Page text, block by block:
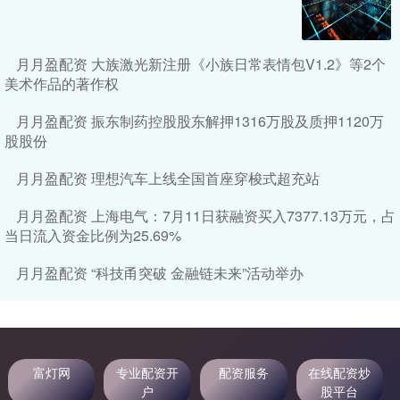
月月盈配资 大族激光新注册《小族日常表情包V1.2》等2个
美术作品的著作权
月月盈配资 振东制药控股股东解押1316万股及质押1120万
股股份
月月盈配资 理想汽车上线全国首座穿梭式超充站
月月盈配资 上海电气：7月11日获融资买入7377.13万元，占
当日流入资金比例为25.69%
月月盈配资 “科技甬突破 金融链未来”活动举办
富灯网
专业配资开
户
配资服务
在线配资炒
股平台